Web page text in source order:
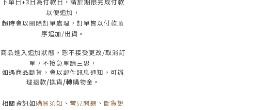
以便追加，
超時會以刪除訂單處理，訂單皆以付款順
序追加/出貨 。
商品進入追加狀態，恕不接受更改/取消訂
單， 不接急單請三思 ，
如遇商品斷貨，會以郵件訊息通知，可辦
理退款/換貨/轉購物金。
相關資訊如購買須知 、 常見問題 、 斷貨說